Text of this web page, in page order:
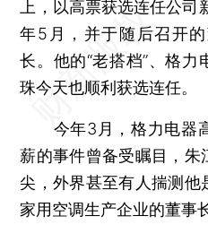
上，以高票获选连任公
年5月，并于随后召开
长。他的“老搭档”、格力
珠今天也顺利获选连任。
今年3月，格力电器
薪的事件曾备受瞩目，朱
尖，外界甚至有人揣测
家用空调生产企业的董事